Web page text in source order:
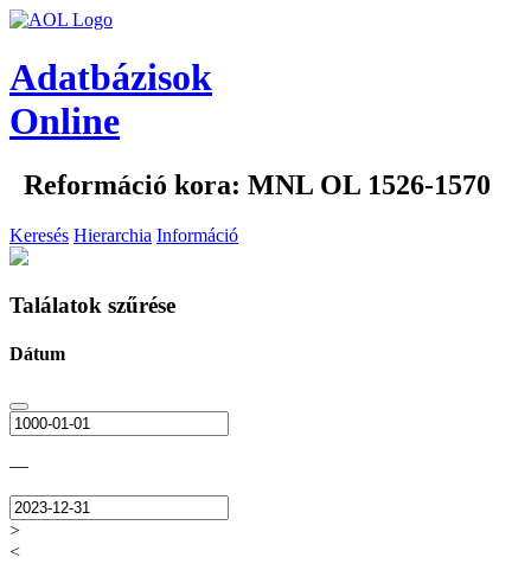
Adatbázisok
Online
Reformáció kora: MNL OL 1526-1570
Keresés Hierarchia Információ
Találatok szűrése
Dátum
—
>
<